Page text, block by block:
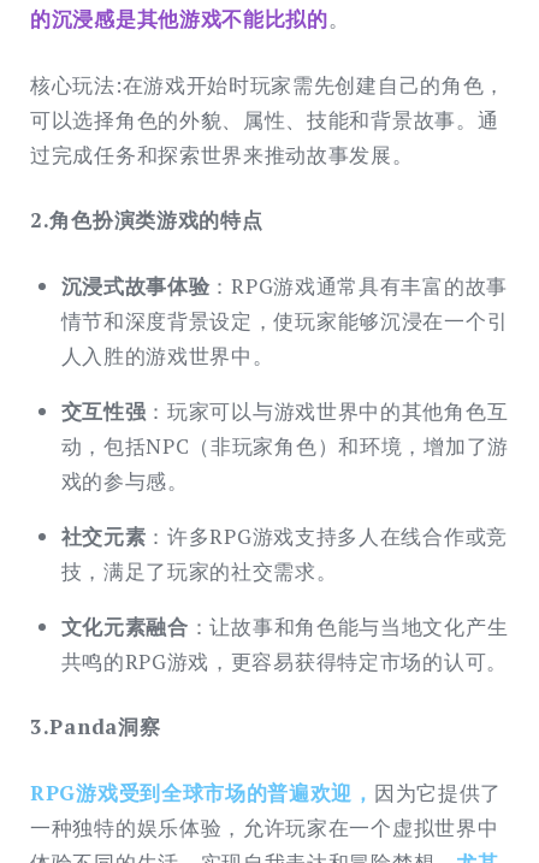
的沉浸感是其他游戏不能比拟的。
核心玩法:在游戏开始时玩家需先创建自己的角色，
可以选择角色的外貌、属性、技能和背景故事。通
过完成任务和探索世界来推动故事发展。
2.角色扮演类游戏的特点
沉浸式故事体验：RPG游戏通常具有丰富的故事
情节和深度背景设定，使玩家能够沉浸在一个引
人入胜的游戏世界中。
交互性强 ：玩家可以与游戏世界中的其他角色互
动，包括NPC（非玩家角色）和环境，增加了游
戏的参与感。
社交元素 ：许多RPG游戏支持多人在线合作或竞
技，满足了玩家的社交需求。
文化元素融合 ：让故事和角色能与当地文化产生
共鸣的RPG游戏，更容易获得特定市场的认可。
3.Panda洞察
RPG游戏受到全球市场的普遍欢迎， 因为它提供了
一种独特的娱乐体验，允许玩家在一个虚拟世界中